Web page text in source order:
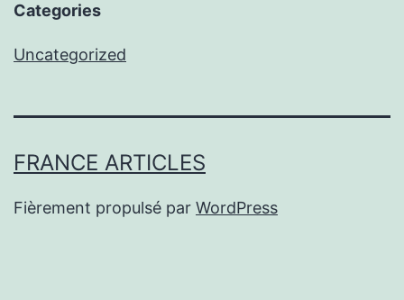
Categories
Uncategorized
FRANCE ARTICLES
Fièrement propulsé par WordPress